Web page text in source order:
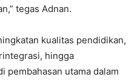
tegas Adnan.
kualitas pendidikan,
hingga
pembahasan utama dalam